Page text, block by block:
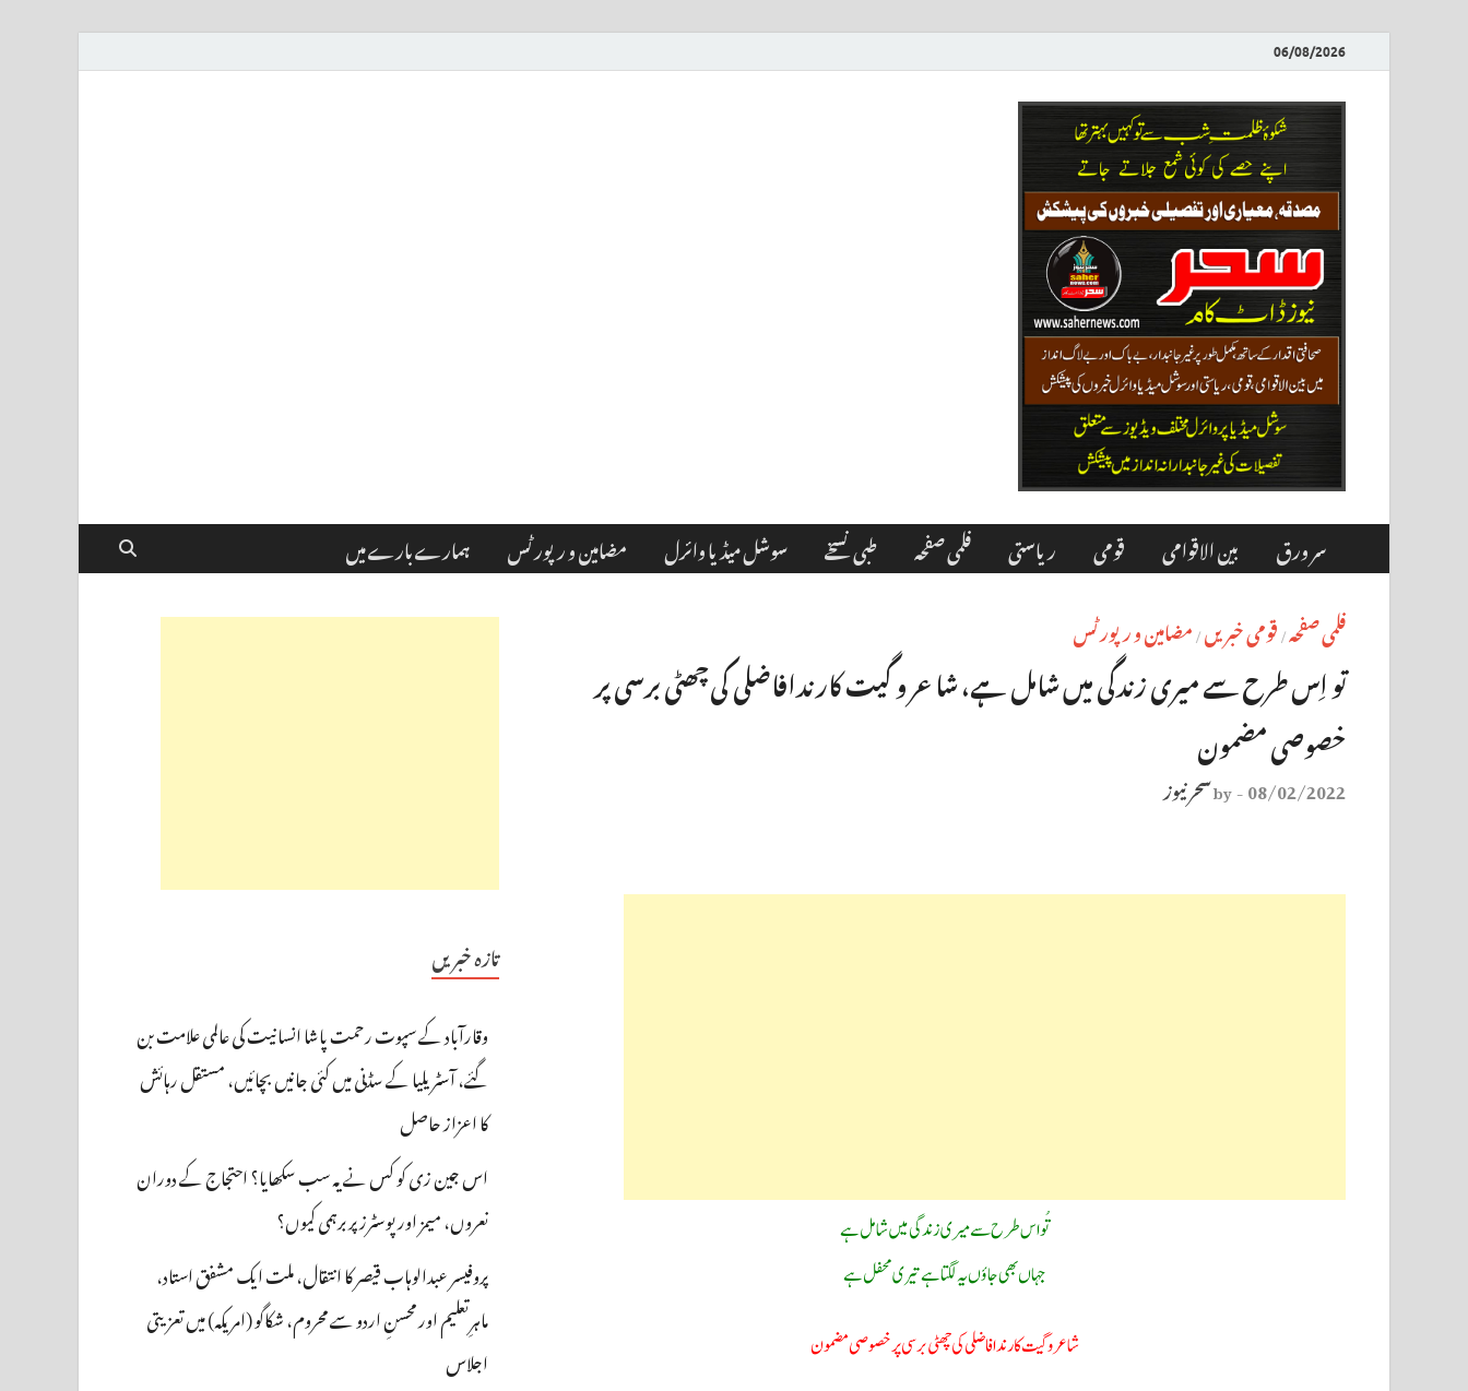
06/08/2026
سر ورق بین الاقوامی قومی ریاستی فلمی صفحہ طبی نسخے سوشل میڈیا وائرل مضامین و رپورٹس
ہمارے بارے میں
فلمی صفحہ / قومی خبریں / مضامین و رپورٹس
تو اِس طرح سے میری زندگی میں شامل ہے، شاعر و گیت کار ندافاضلی کی چھٹی برسی پر
خصوصی مضمون
08/02/2022
-
byسحر نیوز
تُو اس طرح سے میری زندگی میں شامل ہے
جہاں بھی جاؤں یہ لگتا ہے تیری محفل ہے
شاعر و گیت کار ندا فاضلی کی چھٹی برسی پر خصوصی مضمون
تازہ خبریں
وقارآباد کے سپوت رحمت پاشا انسانیت کی عالمی علامت بن
گئے، آسٹریلیا کے سڈنی میں کئی جانیں بچائیں، مستقل رہائش
کا اعزاز حاصل
اس جین زی کو کس نے یہ سب سکھایا؟ احتجاج کے دوران
نعروں، میمز اور پوسٹرز پر برہمی کیوں؟
پروفیسر عبدالوہاب قیصر کا انتقال، ملت ایک مشفق استاد،
ماہرِتعلیم اور محسنِ اردو سے محروم، شکاگو (امریکہ) میں تعزیتی
اجلاس